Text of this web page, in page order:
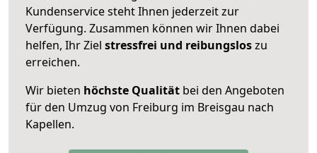
Kundenservice steht Ihnen jederzeit zur
Verfügung. Zusammen können wir Ihnen dabei
helfen, Ihr Ziel stressfrei und reibungsloszu
erreichen.
Wir bieten höchste Qualität bei den Angeboten
für den Umzug von Freiburg im Breisgau nach
Kapellen.